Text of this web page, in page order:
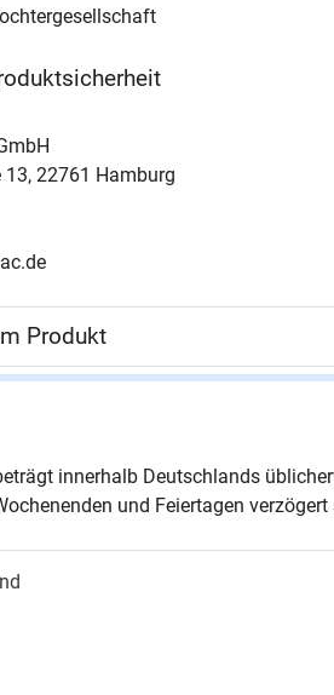
13, 22761 Hamburg
Produkt
226
innerhalb Deutschlands
und Feiertagen